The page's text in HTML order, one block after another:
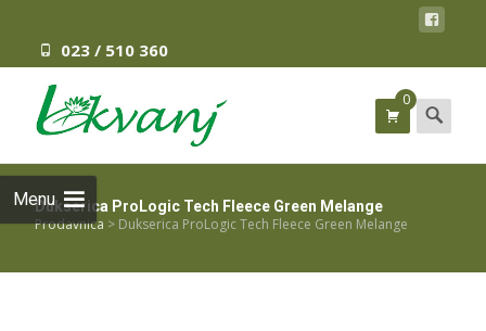
023 / 510 360
Menu
0 Search
for:
Dukserica ProLogic Tech Fleece Green Melange
Prodavnica > Dukserica ProLogic Tech Fleece Green Melange